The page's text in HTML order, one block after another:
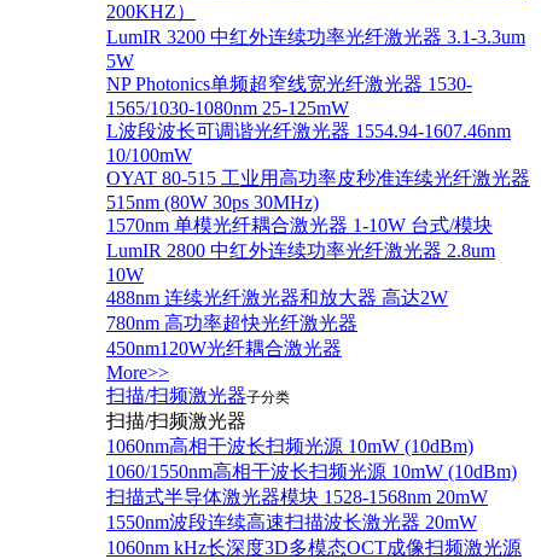
200KHZ）
LumIR 3200 中红外连续功率光纤激光器 3.1-3.3um
5W
NP Photonics单频超窄线宽光纤激光器 1530-
1565/1030-1080nm 25-125mW
L波段波长可调谐光纤激光器 1554.94-1607.46nm
10/100mW
OYAT 80-515 工业用高功率皮秒准连续光纤激光器
515nm (80W 30ps 30MHz)
1570nm 单模光纤耦合激光器 1-10W 台式/模块
LumIR 2800 中红外连续功率光纤激光器 2.8um
10W
488nm 连续光纤激光器和放大器 高达2W
780nm 高功率超快光纤激光器
450nm120W光纤耦合激光器
More>>
扫描/扫频激光器子分类
扫描/扫频激光器
1060nm高相干波长扫频光源 10mW (10dBm)
1060/1550nm高相干波长扫频光源 10mW (10dBm)
扫描式半导体激光器模块 1528-1568nm 20mW
1550nm波段连续高速扫描波长激光器 20mW
1060nm kHz长深度3D多模态OCT成像扫频激光源